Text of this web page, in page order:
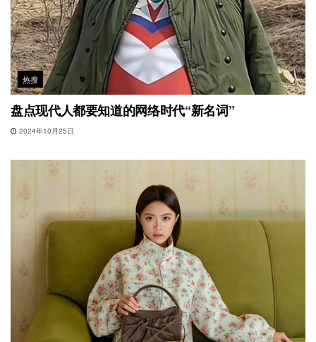
热搜
盘点现代人都要知道的网络时代“新名词”
2024年10月25日